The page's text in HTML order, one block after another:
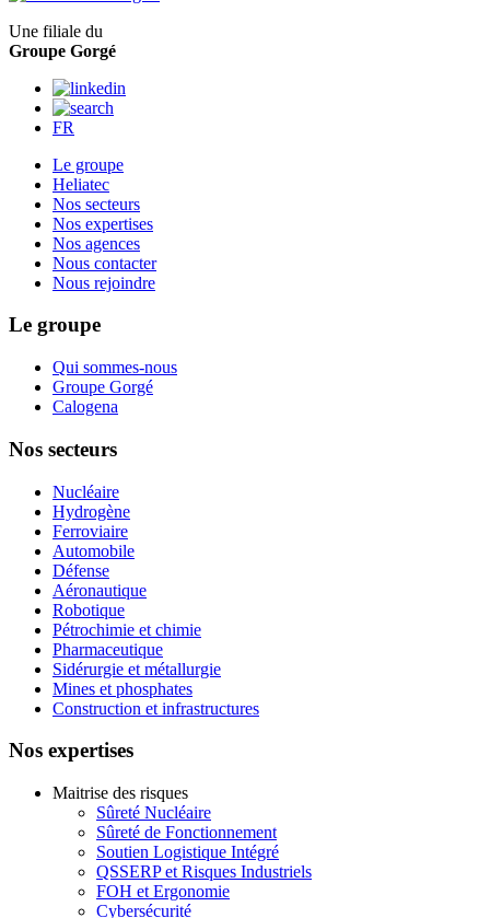
Une filiale du
Groupe Gorgé
FR
Le groupe
Heliatec
Nos secteurs
Nos expertises
Nos agences
Nous contacter
Nous rejoindre
Le groupe
Qui sommes-nous
Groupe Gorgé
Calogena
Nos secteurs
Nucléaire
Hydrogène
Ferroviaire
Automobile
Défense
Aéronautique
Robotique
Pétrochimie et chimie
Pharmaceutique
Sidérurgie et métallurgie
Mines et phosphates
Construction et infrastructures
Nos expertises
Maitrise des risques
Sûreté Nucléaire
Sûreté de Fonctionnement
Soutien Logistique Intégré
QSSERP et Risques Industriels
FOH et Ergonomie
Cybersécurité